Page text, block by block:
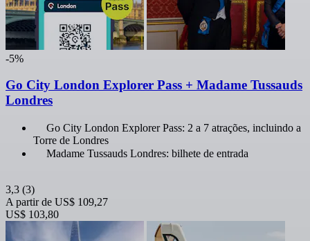
-5%
Go City London Explorer Pass + Madame Tussauds
Londres
Go City London Explorer Pass: 2 a 7 atrações, incluindo a
Torre de Londres
Madame Tussauds Londres: bilhete de entrada
3,3 (3)
A partir de US$ 109,27
US$ 103,80